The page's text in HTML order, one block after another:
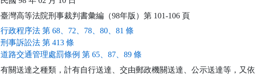
臺灣高等法院刑事裁判書彙編（98年版）第 101-106 頁
行政程序法 第 68、72、78、80、81 條
刑事訴訟法 第 413 條
道路交通管理處罰條例 第 65、87、89 條
有關送達之種類，計有自行送達、交由郵政機關送達、公示送達等，又依